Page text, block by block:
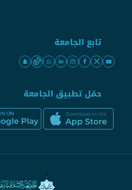
تابع الجامعة
حمّل تطبيق الجامعة